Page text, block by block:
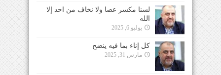
لسنا مكسر عصا ولا نخاف من احد إلا
الله
يوليو 6, 2025
كل إناء بما فيه ينضح
مارس 31, 2025